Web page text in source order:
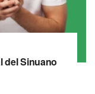
del Sinuano